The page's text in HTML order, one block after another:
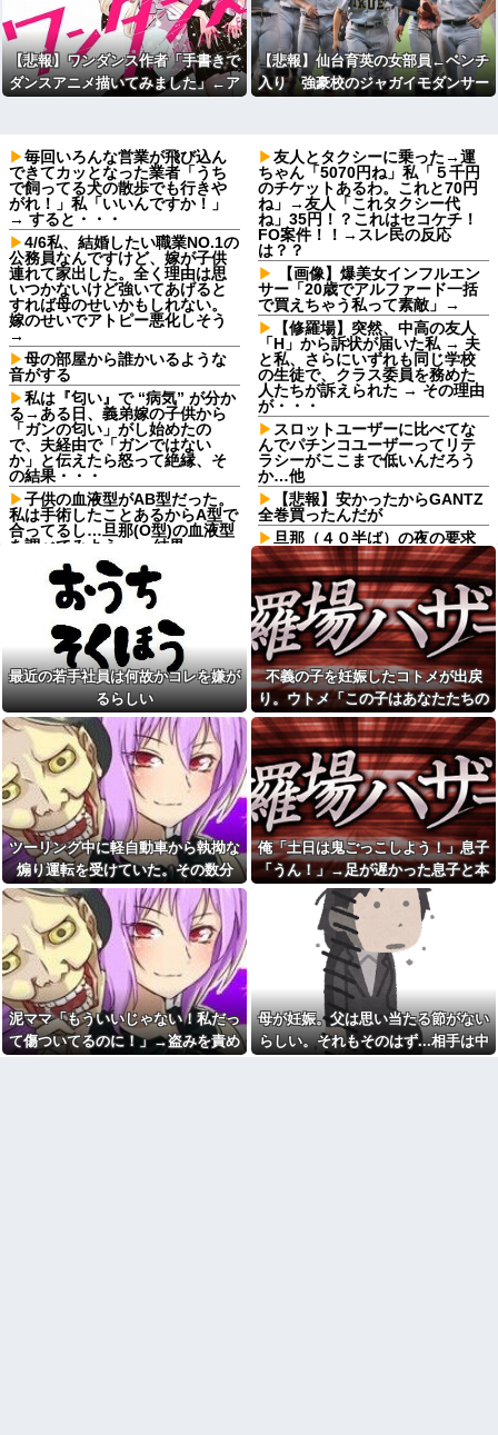
【悲報】ワンダンス作者「手書きで
ダンスアニメ描いてみました」←ア
【悲報】仙台育英の女部員←ベンチ
入り 強豪校のジャガイモダンサー
毎回いろんな営業が飛び込ん
できてカッとなった業者「うち
で飼ってる犬の散歩でも行きや
がれ！」私「いいんですか！」
→ すると・・・
4/6私、結婚したい職業NO.1の
公務員なんですけど、嫁が子供
連れて家出した。全く理由は思
いつかないけど強いてあげると
すれば母のせいかもしれない。
嫁のせいでアトピー悪化しそう
→
母の部屋から誰かいるような
音がする
私は『匂い』で “病気” が分か
る→ある日、義弟嫁の子供から
「ガンの匂い」がし始めたの
で、夫経由で「ガンではない
か」と伝えたら怒って絶縁、そ
の結果・・・
子供の血液型がAB型だった。
私は手術したことあるからA型で
合ってるし…旦那(O型)の血液型
を調べてみよう」→ 結果・・・
【悲報】 ヒコロヒー コンビニ
で割引おにぎりは〝絶対買わな
い〟理由で炎上ｗｗｗ
【画像】こんな感じのクルマ
で車中泊旅したいよな？？？
【画像】俺たちの姫本田望
結、久しぶりに画像を投稿した
結果→やっぱりワイらの姫だっ
たw w w w w w w w w w
寺田心、週6ジム通いで体重
62kg→82kgに 110kgのベンチ
プレス持ち上げる姿披露
ちいかわ作者さん、総額30億
超の大豪邸を建てるｗｗｗｗｗ
ｗｗｗｗｗｗｗｗｗｗｗｗｗｗ
【画像】居酒屋さん、6人で長
居して会計4939円しか使わない
客にお気持ち表明してしまう←
コレどっちが悪いん
や？？？？？？
マックの招待券を使おうとし
たら店員に番号を聞かれた。激
怒した僕は「どうしてくれんね
ん！！！無料券よこせ
や！！！！」と怒鳴って…
マンションの隣人「盗聴器が
見つかったの」私「まさかうち
も？」→業者に調査を依頼した
ら、犯人の正体まで見えてき
友人とタクシーに乗った→運
ちゃん「5070円ね」私「５千円
のチケットあるわ。これと70円
ね」→友人「これタクシー代
ね」35円！？これはセコケチ！
FO案件！！→スレ民の反応
は？？
【画像】爆美女インフルエン
サー「20歳でアルファード一括
で買えちゃう私って素敵」→
【修羅場】突然、中高の友人
「H」から訴状が届いた私 → 夫
と私、さらにいずれも同じ学校
の生徒で、クラス委員を務めた
人たちが訴えられた → その理由
が・・・
スロットユーザーに比べてな
んでパチンコユーザーってリテ
ラシーがここまで低いんだろう
か…他
【悲報】安かったからGANTZ
全巻買ったんだが
旦那（４０半ば）の夜の要求
に応えるのがしんどくなってき
て、そっちだけダメになってく
れたらと思ってジャンクフード
や甘菓子を食わせ続けた。→１
年半で予想外の結果に・・・
『ONE PIECE』【驚愕】元王
下七武海の「ミホーク」とんで
もない事が判明するｗｗｗｗ
「ミホーク」←これ…もしかし
て…
仕事終わりのコンビニでレジ
順番待ち中に老害ジジイが堂々
の横入り！「次の方どうぞ」の
案内を自分への合図と勘違いし
て割り込む身勝手な俺様思考に
イライラ・・・
自分のパートナーは浮気しな
い自信ある？
好きになってはいけない人を
好きになったんだが
帰省した私（29歳事務職）
「ハンバーグ食べたい」→オカ
ン「ハンバーグに唐揚げサラダ
と手作りコーンスープ添えた
で！」なぜ実家の母親は子供が
30歳になっても「高校生運動部
レベルのガッツリ飯」を作って
しまうのか？
ヘンタイがいたんだけど兄貴
じゃないよね
最近の若手社員は何故かコレを嫌が
るらしい
不義の子を妊娠したコトメが出戻
り。ウトメ「この子はあなたたちの
子として育てて」旦那「ありがと
う」私「勝手に決めないで！」→修
羅場になり…
ツーリング中に軽自動車から執拗な
煽り運転を受けていた。その数分
後、思わぬ結末を目撃することにな
り…
俺「土日は鬼ごっこしよう！」息子
「うん！」→足が遅かった息子と本
気で遊び続けた10年後…
泥ママ「もういいじゃない！私だっ
て傷ついてるのに！」→盗みを責め
母が妊娠。父は思い当たる節がない
らしい。それもそのはず...相手は中